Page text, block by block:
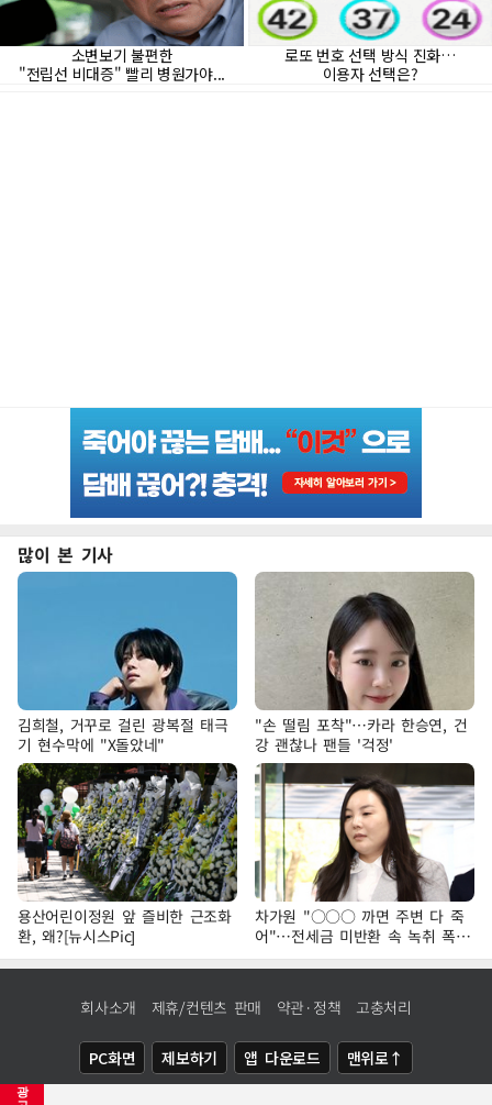
광
많이 본 기사
김희철, 거꾸로 걸린 광복절 태극
기 현수막에 "X돌았네"
"손 떨림 포착"…카라 한승연, 건
강 괜찮나 팬들 '걱정'
용산어린이정원 앞 즐비한 근조화
환, 왜?[뉴시스Pic]
차가원 "○○○ 까면 주변 다 죽
어"…전세금 미반환 속 녹취 폭로
파장
회사소개 제휴/컨텐츠 판매 약관·정책 고충처리
PC화면 제보하기 앱 다운로드 맨위로↑